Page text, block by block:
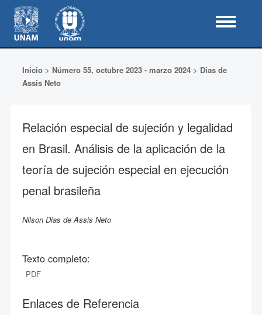
Inicio> Número 55, octubre 2023 - marzo 2024> Dias de
Assis Neto
Relación especial de sujeción y legalidad
en Brasil. Análisis de la aplicación de la
teoría de sujeción especial en ejecución
penal brasileña
Nilson Dias de Assis Neto
Texto completo:
PDF
Enlaces de Referencia